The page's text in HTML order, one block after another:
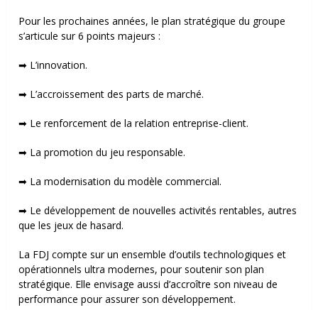
Pour les prochaines années, le plan stratégique du groupe
s’articule sur 6 points majeurs :
➡ L’innovation.
➡ L’accroissement des parts de marché.
➡ Le renforcement de la relation entreprise-client.
➡ La promotion du jeu responsable.
➡ La modernisation du modèle commercial.
➡ Le développement de nouvelles activités rentables, autres
que les jeux de hasard.
La FDJ compte sur un ensemble d’outils technologiques et
opérationnels ultra modernes, pour soutenir son plan
stratégique. Elle envisage aussi d’accroître son niveau de
performance pour assurer son développement.